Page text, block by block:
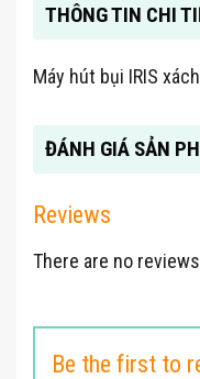
THÔNG TIN CHI
Máy hút bụi IRIS
ĐÁNH GIÁ SẢN
Reviews
There are no
Be the first to